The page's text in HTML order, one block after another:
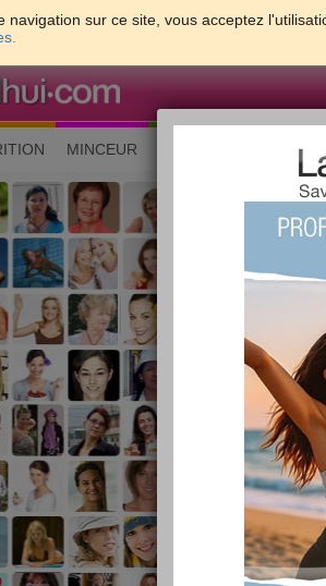
navigation sur ce site, vous acceptez
MINCEUR FORME &
Les
PLUS